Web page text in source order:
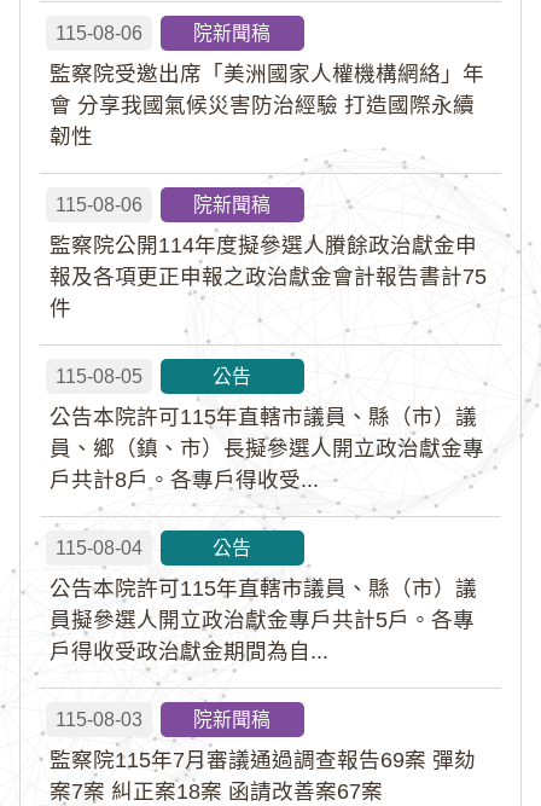
115-08-06 院新聞稿
監察院受邀出席「美洲國家人權機構網絡」年
會 分享我國氣候災害防治經驗 打造國際永續
韌性
115-08-06 院新聞稿
監察院公開114年度擬參選人賸餘政治獻金申
報及各項更正申報之政治獻金會計報告書計75
件
115-08-05 公告
公告本院許可115年直轄市議員、縣（市）議
員、鄉（鎮、市）長擬參選人開立政治獻金專
戶共計8戶。各專戶得收受...
115-08-04 公告
公告本院許可115年直轄市議員、縣（市）議
員擬參選人開立政治獻金專戶共計5戶。各專
戶得收受政治獻金期間為自...
115-08-03 院新聞稿
監察院115年7月審議通過調查報告69案 彈劾
案7案 糾正案18案 函請改善案67案